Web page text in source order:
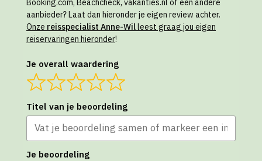
Booking.com, Beachcheck, vakanties.nl of een andere
aanbieder? Laat dan hieronder je eigen review achter.
Onze reisspecialist Anne-Willeest graag jou eigen
reiservaringen hieronder!
Je overall waardering
Titel van je beoordeling
Je beoordeling